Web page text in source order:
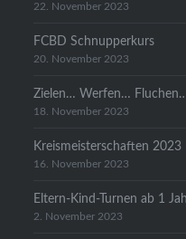
22. November 2023
FCBD Schnupperkurs
20. November 2023
Zielen… Werfen…
18. November 2023
Kreismeisterschaften 2023
16. November 2023
Eltern-Kind-Turnen ab 1
2. November 2023